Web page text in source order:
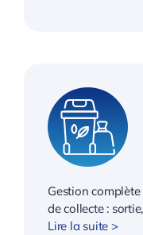
Gestion
de collecte :
Lire la suite >